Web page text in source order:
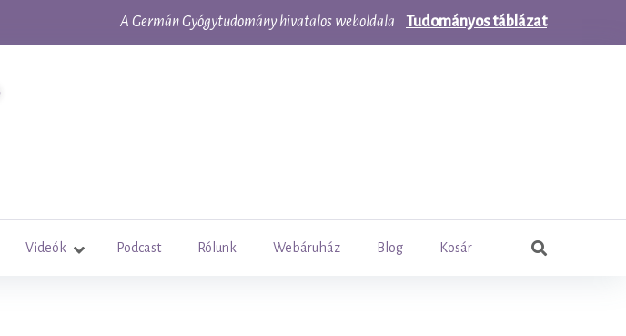
A Germán Gyógytudomány hivatalos weboldala Tudományos táblázat
Videók Podcast Rólunk Webáruház Blog Kosár
Keresés: